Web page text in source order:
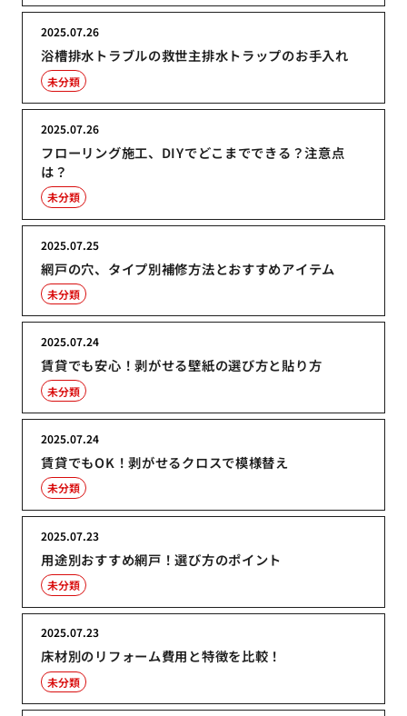
浴槽排水トラブルの救世主排水トラップのお手入れ
2025.07.26
未分類
フローリング施工、DIYでどこまでできる？注意点
は？
2025.07.26
未分類
網戸の穴、タイプ別補修方法とおすすめアイテム
2025.07.25
未分類
賃貸でも安心！剥がせる壁紙の選び方と貼り方
2025.07.24
未分類
賃貸でもOK！剥がせるクロスで模様替え
2025.07.24
未分類
用途別おすすめ網戸！選び方のポイント
2025.07.23
未分類
床材別のリフォーム費用と特徴を比較！
2025.07.23
未分類